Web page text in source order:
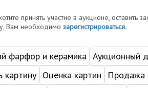
принять участие в аукционе, оставить
Вам необходимо зарегистрироваться.
фарфор и керамика Аукционный
картину Оценка картин
Продажа